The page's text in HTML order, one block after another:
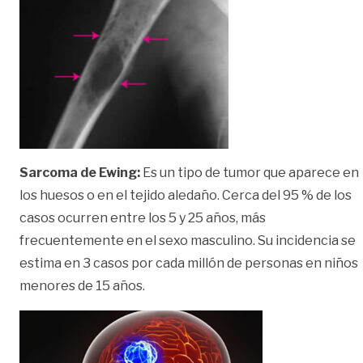
Sarcoma de Ewing: Es un tipo de tumor que aparece en
los huesos o en el tejido aledaño. Cerca del 95 % de los
casos ocurren entre los 5 y 25 años, más
frecuentemente en el sexo masculino. Su incidencia se
estima en 3 casos por cada millón de personas en niños
menores de 15 años.